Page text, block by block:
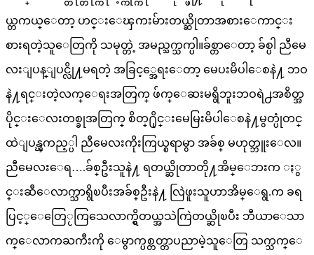
ယ္တကယ္ေတာ့ ဟင္းေၾကးမ်ားတယ္ဆိုတာအစားေကာင္း
စားရတဲ့သူေတြကို သမုတ္တဲ့ အမည္သက္သက္ပါ။ခ်စ္တာေတာ့ ခ်စ္ပါ ညီမေ
လးျပန္ျပင္လို႔မရတဲ့ အခြင့္အေရးေတာ့ မေပးမိပါေစနဲ႔ ဘဝ
နဲ႔ရင္းတဲ့လက္ေရးအတြက္ ဖ်က္ေဆးမရွိဘူးဘဝရဲ႕အစိတ္အ
ပိုင္းေလးတစ္ခုအတြက္ စိတ္႐ိုင္းမေမြးမိပါေစနဲ႔မွတ္ပုံတင္
ထဲျပန္ၾကည့္ပါ ညီမေလးကိုးကြယ္စရာမွာ အခ်စ္ မဟုတ္ဘူးေလ။
ညီမေလးေရ….ခ်စ္ဦးသူနဲ႔ ရတယ္ဆိုတာတို႔အိမ္ေဘးက ႏွ
င္းဆီေလာက္သာရွိၿပီးအခ်စ္ဦးနဲ႔ လြဲဖူးသူဟာအိမ္ေရွ.က ခရ
ပြင့္ေတြေႂကြသေလာက္ရွိတယ္အသဲကြဲတယ္ဆိုၿပီး ဘီယာေသာ
က္ေလာကႀကီးကို ေမွာက္ပစ္တတ္တာပညာမဲ့သူေတြ သက္သက္ေ